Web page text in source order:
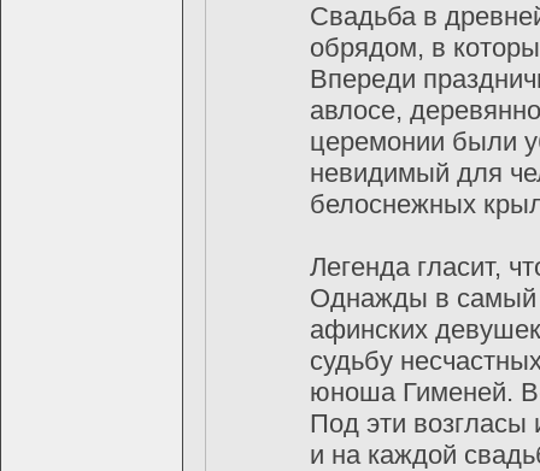
Свадьба в
обрядом, в
Впереди
авлосе,
церемонии были
невидимый для
белоснежных
Легенда гласит,
Однажды в самый
афинских
судьбу
юноша Гименей.
Под эти
и на каждой